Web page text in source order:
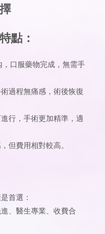
點：
口服藥物完成，無需手
過程無痛感，術後恢復
行，手術更加精準，適
但費用相對較高。
首選：
、醫生專業、收費合